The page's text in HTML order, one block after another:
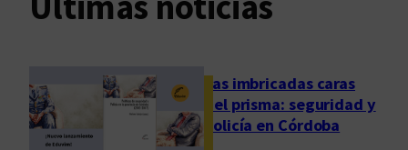
Las imbricadas caras
del prisma: seguridad y
policía en Córdoba